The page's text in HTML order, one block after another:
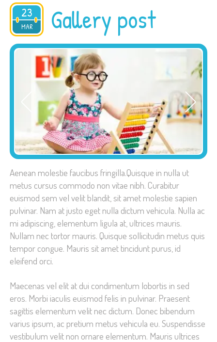
23
MAR
2015 Gallery post
Aenean molestie faucibus fringilla.Quisque in nulla ut
metus cursus commodo non vitae nibh. Curabitur
euismod sem vel velit blandit, sit amet molestie sapien
pulvinar. Nam at justo eget nulla dictum vehicula. Nulla ac
mi adipiscing, elementum ligula at, ultrices mauris.
Nullam nec tortor mauris. Quisque sollicitudin metus quis
tempor congue. Mauris sit amet tincidunt purus, id
eleifend orci.
Maecenas vel elit at dui condimentum lobortis in sed
eros. Morbi iaculis euismod felis in pulvinar. Praesent
sagittis elementum velit nec dictum. Donec bibendum
varius ipsum, ac pretium metus vehicula eu. Suspendisse
vestibulum velit non ornare elementum. Mauris ultrices